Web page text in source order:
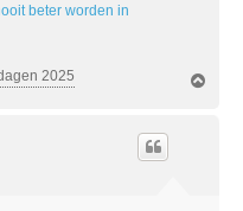
beter worden in
2025